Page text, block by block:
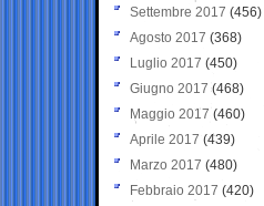
Settembre 2017 (456)
Agosto 2017 (368)
Luglio 2017 (450)
Giugno 2017 (468)
Maggio 2017 (460)
Aprile 2017 (439)
Marzo 2017 (480)
Febbraio 2017 (420)